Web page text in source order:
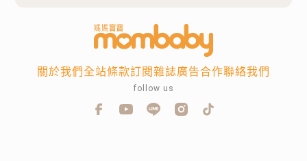
關於我們全站條款訂閱雜誌廣告合作聯絡我們
follow us